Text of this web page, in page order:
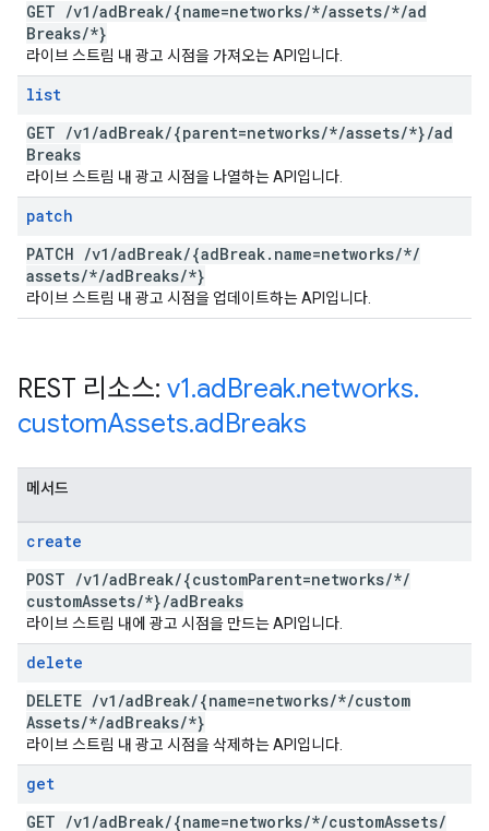
GET /v1 /adBreak/{name=networks/*/assets/*/ad
Breaks/*}
라이브 스트림 내 광고 시점을 가져오는 API입니다.
list
GET /v1 /adBreak/{parent=networks/*/assets/*}/ad
Breaks
라이브 스트림 내 광고 시점을 나열하는 API입니다.
patch
PATCH /v1 /adBreak/{adBreak. name=networks/*/
assets/*/adBreaks/*}
라이브 스트림 내 광고 시점을 업데이트하는 API입니다.
REST 리소스: v1.adBreak.networks.
customAssets.adBreaks
메서드
create
POST /v1 /adBreak/{customParent=networks/*/
customAssets/*}/adBreaks
라이브 스트림 내에 광고 시점을 만드는 API입니다.
delete
DELETE /v1 /adBreak/{name=networks/*/custom
Assets/*/adBreaks/*}
라이브 스트림 내 광고 시점을 삭제하는 API입니다.
get
GET /v1 /adBreak/{name=networks/*/customAssets/